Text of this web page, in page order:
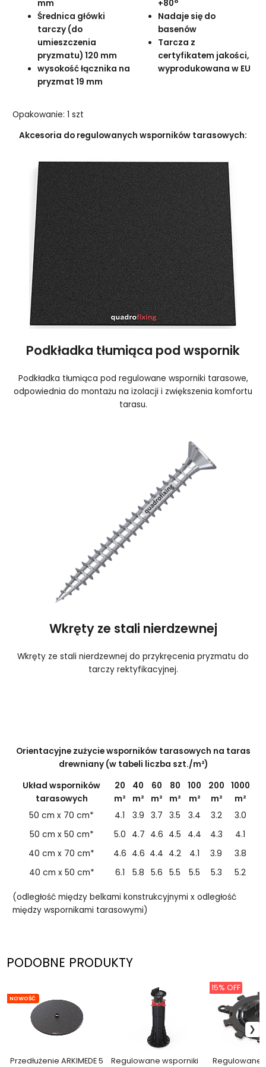
mm
Średnica główki
tarczy (do
umieszczenia
pryzmatu) 120 mm
wysokość łącznika na
pryzmat 19 mm
+80°
Nadaje się do
basenów
Tarcza z
certyfikatem jakości,
wyprodukowana w EU
Opakowanie: 1 szt
Akcesoria do regulowanych wsporników tarasowych:
Podkładka tłumiąca pod wspornik
Podkładka tłumiąca pod regulowane wsporniki tarasowe,
odpowiednia do montażu na izolacji i zwiększenia komfortu
tarasu.
Wkręty ze stali nierdzewnej
Wkręty ze stali nierdzewnej do przykręcenia pryzmatu do
tarczy rektyfikacyjnej.
Orientacyjne zużycie wsporników tarasowych na taras
drewniany (w tabeli liczba szt./m²)
Układ wsporników
tarasowych
20
m²
40
m²
60
m²
80
m²
100
m²
200
m²
1000
m²
50 cm x 70 cm*
4.1 3.9 3.7 3.5 3.4 3.2
3.0
50 cm x 50 cm*
5.0 4.7 4.6 4.5 4.4 4.3
4.1
40 cm x 70 cm*
4.6 4.6 4.4 4.2 4.1 3.9
3.8
40 cm x 50 cm*
6.1 5.8 5.6 5.5 5.5 5.3 5.2
(odległość między belkami konstrukcyjnymi x odległość
między wspornikami tarasowymi)
PODOBNE PRODUKTY
Przedłużenie ARKIMEDE 5
NOWOŚĆ
Regulowane wsporniki
Regulowane
15% OFF